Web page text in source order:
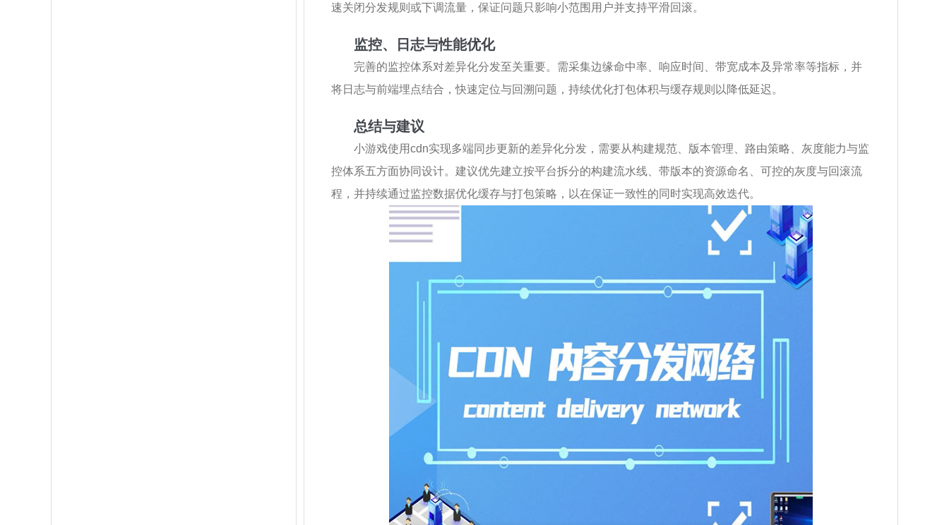
速关闭分发规则或下调流量，保证问题只影响小范围用户并支持平滑回滚。
监控、日志与性能优化
完善的监控体系对差异化分发至关重要。需采集边缘命中率、响应时间、带宽成本及异常率等指标，并
将日志与前端埋点结合，快速定位与回溯问题，持续优化打包体积与缓存规则以降低延迟。
总结与建议
小游戏使用cdn实现多端同步更新的差异化分发，需要从构建规范、版本管理、路由策略、灰度能力与监
控体系五方面协同设计。建议优先建立按平台拆分的构建流水线、带版本的资源命名、可控的灰度与回滚流
程，并持续通过监控数据优化缓存与打包策略，以在保证一致性的同时实现高效迭代。